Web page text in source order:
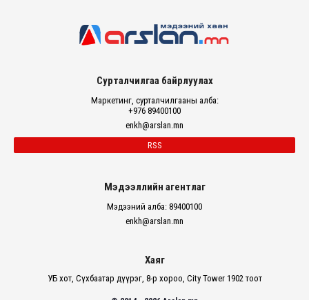
Сурталчилгаа байрлуулах
Маркетинг, сурталчилгааны алба:
+976 89400100
enkh@arslan.mn
RSS
Мэдээллийн агентлаг
Мэдээний алба: 89400100
enkh@arslan.mn
Хаяг
УБ хот, Сүхбаатар дүүрэг, 8-р хороо, City Tower 1902 тоот